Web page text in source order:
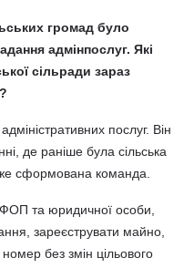
громад було
адмінпослуг. Які
сільради зараз
послуг. Він
де раніше була сільська
сформована команда.
та юридичної особи,
зареєструвати майно,
без змін цільового